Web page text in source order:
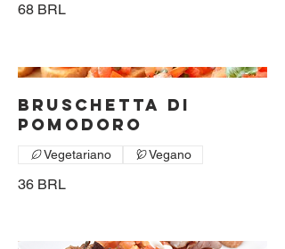
68 BRL
BRUSCHETTA DI
POMODORO
36 BRL
Vegetariano Vegano